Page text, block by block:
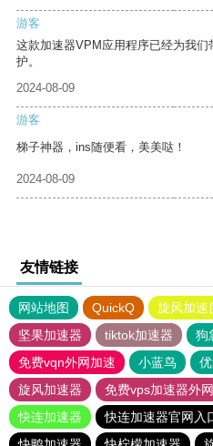
游客
这款加速器VPM应用程序已经为我
护。
2024-08-09
游客
梯子神器，ins随便看，美美哒！
2024-08-09
友情链接
网站地图 QuickQ 旋风加速
坚果加速器
tiktok加速器
狗
免费vqn外网加速
小蓝鸟
旋风加速器
免费vps加速器外
快连加速器
快连加速器官网入